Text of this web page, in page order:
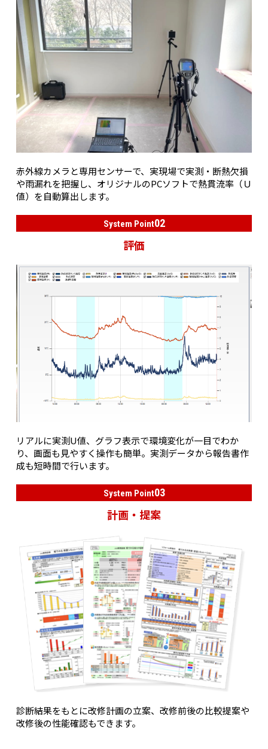
赤外線カメラと専用センサーで、実現場で実測・断熱欠損
や雨漏れを把握し、オリジナルのPCソフトで熱貫流率（Ｕ
値）を自動算出します。
System Point02
評価
リアルに実測U値、グラフ表示で環境変化が一目でわか
り、画面も見やすく操作も簡単。実測データから報告書作
成も短時間で行います。
System Point03
計画・提案
診断結果をもとに改修計画の立案、改修前後の比較提案や
改修後の性能確認もできます。